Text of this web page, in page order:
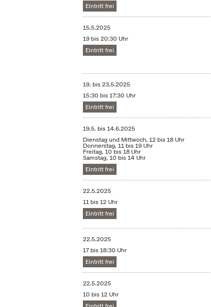
Eintritt frei
15.5.2025
19 bis 20:30 Uhr
Eintritt frei
19. bis23.5.2025
15:30 bis 17:30 Uhr
Eintritt frei
19.5. bis14.6.2025
Dienstag und Mittwoch, 12 bis 18 Uhr
Donnerstag, 11 bis 19 Uhr
Freitag, 10 bis 18 Uhr
Samstag, 10 bis 14 Uhr
Eintritt frei
22.5.2025
11 bis 12 Uhr
Eintritt frei
22.5.2025
17 bis 18:30 Uhr
Eintritt frei
22.5.2025
10 bis 12 Uhr